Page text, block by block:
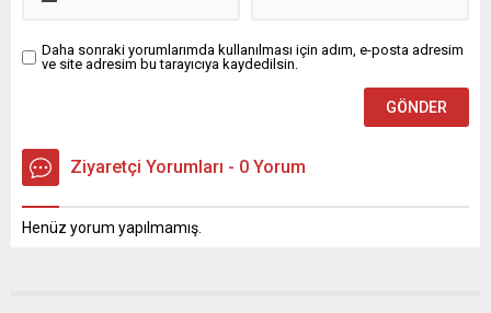
Daha sonraki yorumlarımda kullanılması için adım, e-posta adresim
ve site adresim bu tarayıcıya kaydedilsin.
Ziyaretçi Yorumları - 0 Yorum
Henüz yorum yapılmamış.